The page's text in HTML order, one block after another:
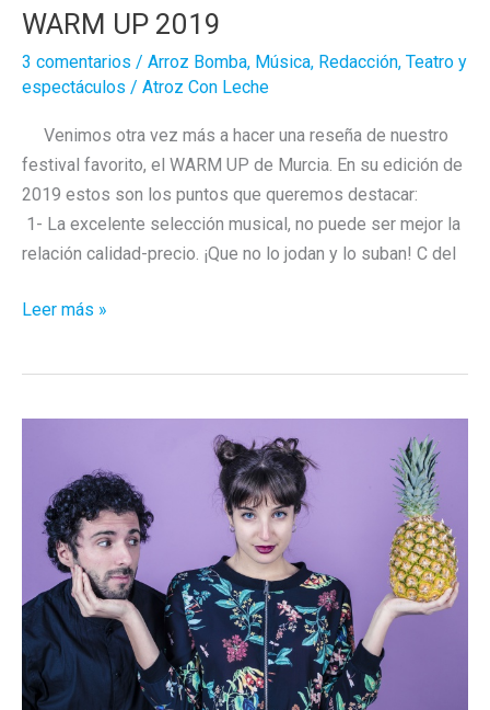
WARM UP 2019
3 comentarios / Arroz Bomba, Música, Redacción, Teatro y
espectáculos / Atroz Con Leche
Venimos otra vez más a hacer una reseña de nuestro
festival favorito, el WARM UP de Murcia. En su edición de
2019 estos son los puntos que queremos destacar:
1- La excelente selección musical, no puede ser mejor la
relación calidad-precio. ¡Que no lo jodan y lo suban! C del
WARM
Leer más »